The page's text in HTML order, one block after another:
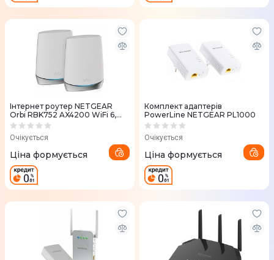
Iнтернет роутер NETGEAR
Orbi RBK752 AX4200 WiFi 6,
MESH (2шт.)
Очікується
Ціна формується
Комплект адаптерiв
PowerLine NETGEAR PL1000
Очікується
Ціна формується